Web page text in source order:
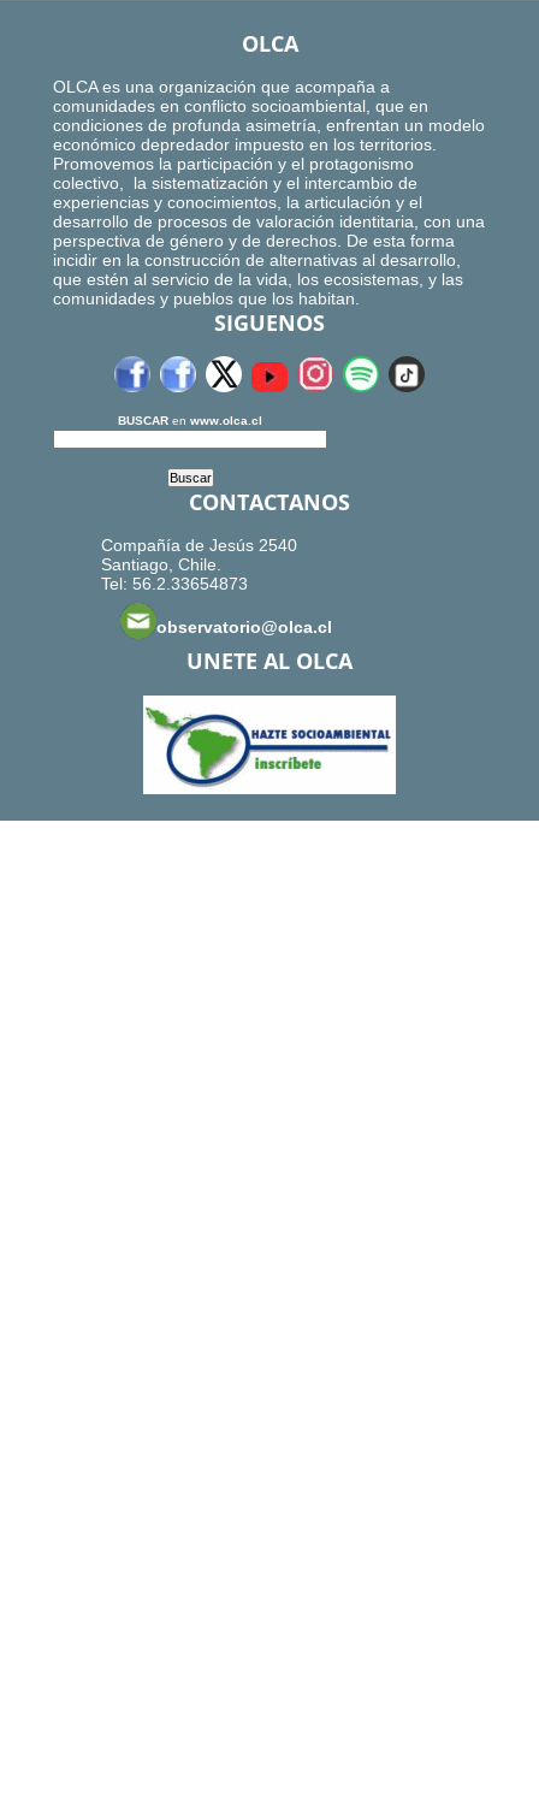
OLCA
OLCA es una organización que acompaña a
comunidades en conflicto socioambiental, que en
condiciones de profunda asimetría, enfrentan un modelo
económico depredador impuesto en los territorios.
Promovemos la participación y el protagonismo
colectivo, la sistematización y el intercambio de
experiencias y conocimientos, la articulación y el
desarrollo de procesos de valoración identitaria, con una
perspectiva de género y de derechos. De esta forma
incidir en la construcción de alternativas al desarrollo,
que estén al servicio de la vida, los ecosistemas, y las
comunidades y pueblos que los habitan.
SIGUENOS
BUSCAR en www.olca.cl
CONTACTANOS
Compañía de Jesús 2540
Santiago, Chile.
Tel: 56.2.33654873
observatorio@olca.cl
UNETE AL OLCA